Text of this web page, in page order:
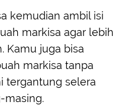
kemudian ambil isi
markisa agar lebih
Kamu juga bisa
markisa tanpa
tergantung selera
masing.